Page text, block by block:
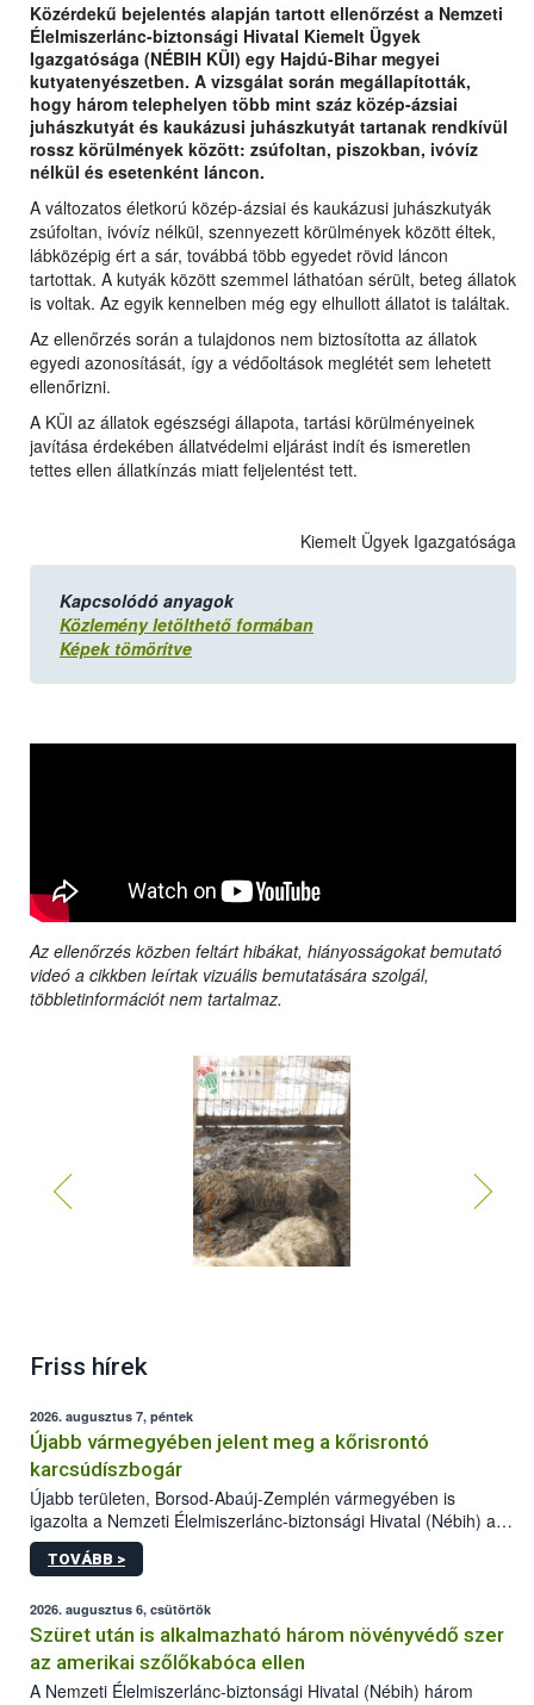
Közérdekű bejelentés alapján tartott ellenőrzést a Nemzeti
Élelmiszerlánc-biztonsági Hivatal Kiemelt Ügyek
Igazgatósága (NÉBIH KÜI) egy Hajdú-Bihar megyei
kutyatenyészetben. A vizsgálat során megállapították,
hogy három telephelyen több mint száz közép-ázsiai
juhászkutyát és kaukázusi juhászkutyát tartanak rendkívül
rossz körülmények között: zsúfoltan, piszokban, ivóvíz
nélkül és esetenként láncon.
A változatos életkorú közép-ázsiai és kaukázusi juhászkutyák
zsúfoltan, ivóvíz nélkül, szennyezett körülmények között éltek,
lábközépig ért a sár, továbbá több egyedet rövid láncon
tartottak. A kutyák között szemmel láthatóan sérült, beteg állatok
is voltak. Az egyik kennelben még egy elhullott állatot is találtak.
Az ellenőrzés során a tulajdonos nem biztosította az állatok
egyedi azonosítását, így a védőoltások meglétét sem lehetett
ellenőrizni.
A KÜI az állatok egészségi állapota, tartási körülményeinek
javítása érdekében állatvédelmi eljárást indít és ismeretlen
tettes ellen állatkínzás miatt feljelentést tett.
Kiemelt Ügyek Igazgatósága
Kapcsolódó anyagok
Közlemény letölthető formában
Képek tömörítve
Az ellenőrzés közben feltárt hibákat, hiányosságokat bemutató
videó a cikkben leírtak vizuális bemutatására szolgál,
többletinformációt nem tartalmaz.
Friss hírek
2026. augusztus 7, péntek
Újabb vármegyében jelent meg a kőrisrontó
karcsúdíszbogár
Újabb területen, Borsod-Abaúj-Zemplén vármegyében is
igazolta a Nemzeti Élelmiszerlánc-biztonsági Hivatal (Nébih) a
kőrisrontó karcsúdíszbogár (Agrilus planipennis) jelenlétét. A
kártevőt nem csak színcsapdában találták meg, de már fertőzött
az intenzív felderítést, emellett az intézkedéseket a szlovák
hatósággal is összehangolják a terjedés megállítása érdekében.
TOVÁBB >
2026. augusztus 6, csütörtök
Szüret után is alkalmazható három növényvédő szer
az amerikai szőlőkabóca ellen
A Nemzeti Élelmiszerlánc-biztonsági Hivatal (Nébih) három